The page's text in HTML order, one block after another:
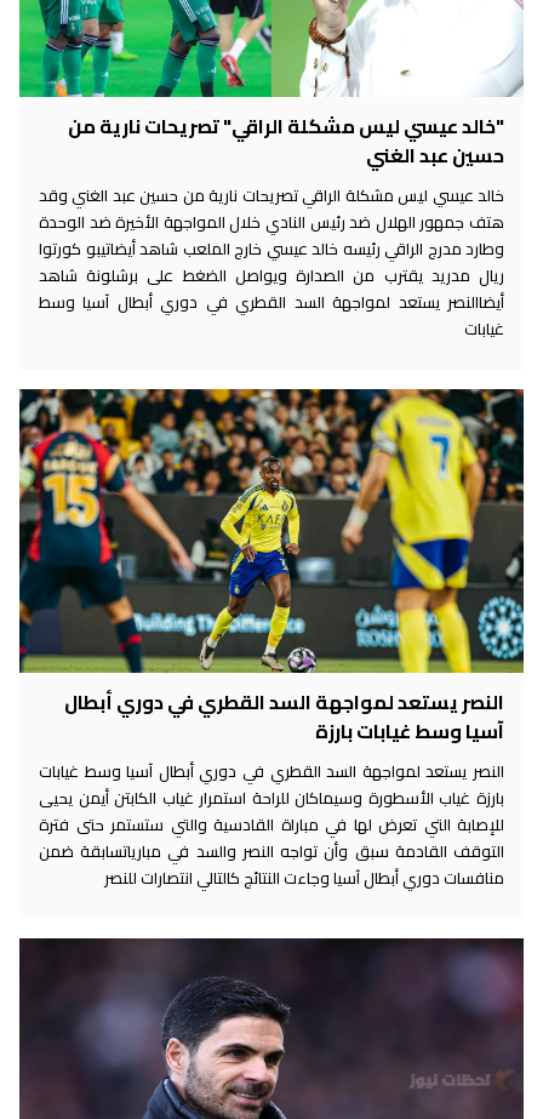
"خالد عيسي ليس مشكلة الراقي" تصريحات نارية من
حسين عبد الغني
خالد عيسي ليس مشكلة الراقي تصريحات نارية من حسين عبد الغني وقد
هتف جمهور الهلال ضد رئيس النادي خلال المواجهة الأخيرة ضد الوحدة
وطارد مدرج الراقي رئيسه خالد عيسي خارج الملعب شاهد أيضاتيبو كورتوا
ريال مدريد يقترب من الصدارة ويواصل الضغط على برشلونة شاهد
أيضاالنصر يستعد لمواجهة السد القطري في دوري أبطال آسيا وسط
غيابات
النصر يستعد لمواجهة السد القطري في دوري أبطال
آسيا وسط غيابات بارزة
النصر يستعد لمواجهة السد القطري في دوري أبطال آسيا وسط غيابات
بارزة غياب الأسطورة وسيماكان للراحة استمرار غياب الكابتن أيمن يحيى
للإصابة التي تعرض لها في مباراة القادسية والتي ستستمر حتى فترة
التوقف القادمة سبق وأن تواجه النصر والسد في مبارياتسابقة ضمن
منافسات دوري أبطال آسيا وجاءت النتائج كالتالي انتصارات للنصر